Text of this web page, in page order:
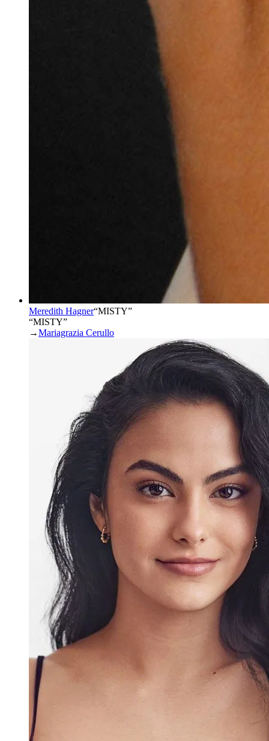
Meredith Hagner“MISTY”
“MISTY”
→Mariagrazia Cerullo